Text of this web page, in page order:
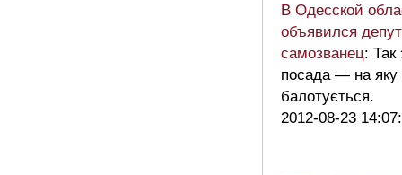
В Одесской
объявился
самозванец: Так
посада — на яку
балотується.
2012-08-23